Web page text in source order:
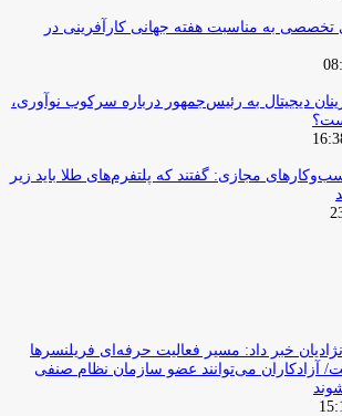
تخصصی به مناسبت هفته جهانی کارآفرینی در
دیجیتال به رئیس‌جمهور درباره سرکوب نوآوری،
مجازی: گفتند که پلتفرم‌های طلا باید زیر
خبر داد: مسیر فعالیت حرفه‌ای فریلنسرها
می‌توانند عضو سازمان نظام صنفی